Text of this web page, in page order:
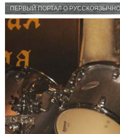
ПЕРВЫЙ ПОРТАЛ O